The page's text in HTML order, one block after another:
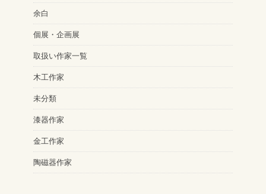
余白
個展・企画展
取扱い作家一覧
木工作家
未分類
漆器作家
金工作家
陶磁器作家